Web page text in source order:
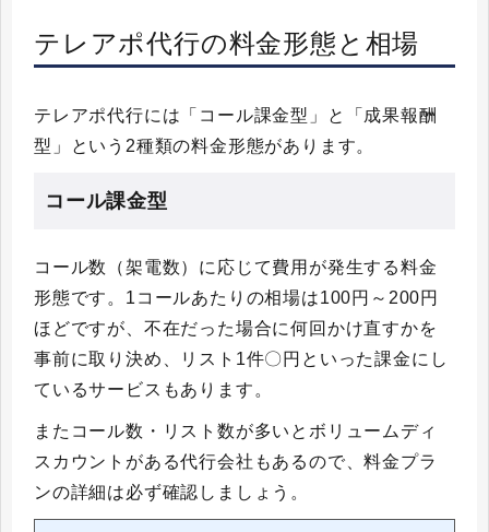
テレアポ代行の料金形態と相場
テレアポ代行には「コール課金型」と「成果報酬
型」という2種類の料金形態があります。
コール課金型
コール数（架電数）に応じて費用が発生する料金
形態です。1コールあたりの相場は100円～200円
ほどですが、不在だった場合に何回かけ直すかを
事前に取り決め、リスト1件〇円といった課金にし
ているサービスもあります。
またコール数・リスト数が多いとボリュームディ
スカウントがある代行会社もあるので、料金プラ
ンの詳細は必ず確認しましょう。